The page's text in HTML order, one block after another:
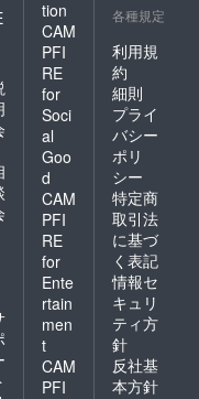
してく
い。ハ
ロウィ
ンが終
わった
ら仮装
も来年
のハロ
ウィン
までお
休みで
す。
m(__)m
※ちなみ
に、ご
支援が
て、一
緒に写
真を撮
称：暁
（あか
つきの
かけ
ら） サ
イズ：
手のひ
らサイ
ズ 原材
料名：
砂糖
（国内
造）、
ライチ
キュー
ル、レ
モン果
汁、寒
天、ぶ
tion
CAM
PFI
RE
for
Soci
al
Goo
d
CAM
PFI
RE
for
Ente
rtain
men
t
CAM
PFI
各種規定
利用規
約
細則
プライ
バシー
ポリ
シー
特定商
取引法
に基づ
く表記
情報セ
キュリ
ティ方
針
反社基
本方針